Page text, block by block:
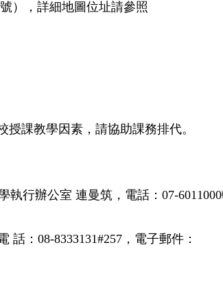
號），詳細地圖位址請參照
課教學因素，請協助課務排代。
執行辦公室 連曼筑，電話：07-6011000
話：08-8333131#257 ，電子郵件：